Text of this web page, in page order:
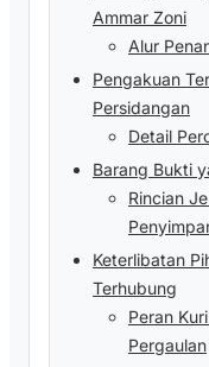
Ammar Zoni
Alur
Pengakuan
Persidangan
Detail
Barang Bukti
Rincian
Keterlibatan
Terhubung
Peran
Pergaulan